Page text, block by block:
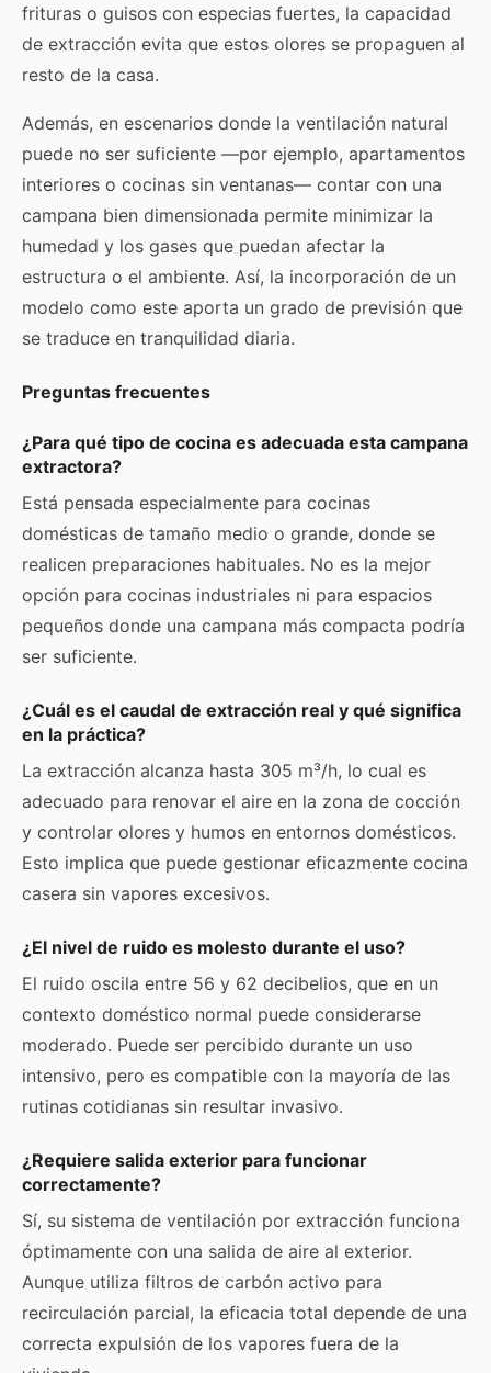
frituras o guisos con especias fuertes, la capacidad
de extracción evita que estos olores se propaguen al
resto de la casa.
Además, en escenarios donde la ventilación natural
puede no ser suficiente —por ejemplo, apartamentos
interiores o cocinas sin ventanas— contar con una
campana bien dimensionada permite minimizar la
humedad y los gases que puedan afectar la
estructura o el ambiente. Así, la incorporación de un
modelo como este aporta un grado de previsión que
se traduce en tranquilidad diaria.
Preguntas frecuentes
¿Para qué tipo de cocina es adecuada esta campana
extractora?
Está pensada especialmente para cocinas
domésticas de tamaño medio o grande, donde se
realicen preparaciones habituales. No es la mejor
opción para cocinas industriales ni para espacios
pequeños donde una campana más compacta podría
ser suficiente.
¿Cuál es el caudal de extracción real y qué significa
en la práctica?
La extracción alcanza hasta 305 m³/h, lo cual es
adecuado para renovar el aire en la zona de cocción
y controlar olores y humos en entornos domésticos.
Esto implica que puede gestionar eficazmente cocina
casera sin vapores excesivos.
¿El nivel de ruido es molesto durante el uso?
El ruido oscila entre 56 y 62 decibelios, que en un
contexto doméstico normal puede considerarse
moderado. Puede ser percibido durante un uso
intensivo, pero es compatible con la mayoría de las
rutinas cotidianas sin resultar invasivo.
¿Requiere salida exterior para funcionar
correctamente?
Sí, su sistema de ventilación por extracción funciona
óptimamente con una salida de aire al exterior.
Aunque utiliza filtros de carbón activo para
recirculación parcial, la eficacia total depende de una
correcta expulsión de los vapores fuera de la